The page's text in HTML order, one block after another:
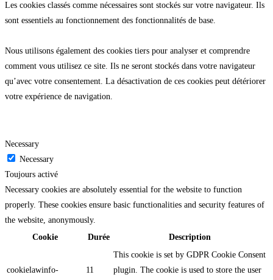
Les cookies classés comme nécessaires sont stockés sur votre navigateur. Ils
sont essentiels au fonctionnement des fonctionnalités de base.
Nous utilisons également des cookies tiers pour analyser et comprendre
comment vous utilisez ce site. Ils ne seront stockés dans votre navigateur
qu’avec votre consentement. La désactivation de ces cookies peut détériorer
votre expérience de navigation.
Necessary
Necessary
Toujours activé
Necessary cookies are absolutely essential for the website to function
properly. These cookies ensure basic functionalities and security features of
the website, anonymously.
Cookie
Durée Description
cookielawinfo-
11
This cookie is set by GDPR Cookie Consent
plugin. The cookie is used to store the user